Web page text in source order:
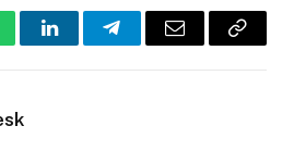
LinkedInTelegramEmail
Copy